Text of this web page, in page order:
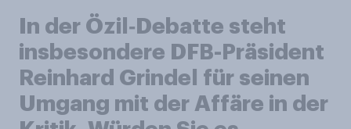
In der Özil‑Debatte steht
insbesondere DFB-Präsident
Reinhard Grindel für seinen
Umgang mit der Affäre in der